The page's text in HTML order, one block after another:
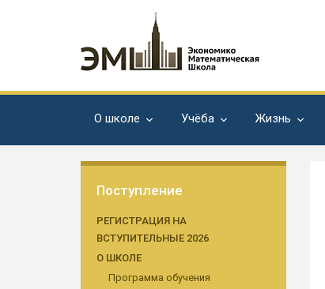
О школе Учёба Жизнь
Поступление
РЕГИСТРАЦИЯ НА
ВСТУПИТЕЛЬНЫЕ 2026
О ШКОЛЕ
Программа обучения